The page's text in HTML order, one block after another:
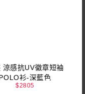
涼感抗UV徽章短袖
衫-深藍色
$2805